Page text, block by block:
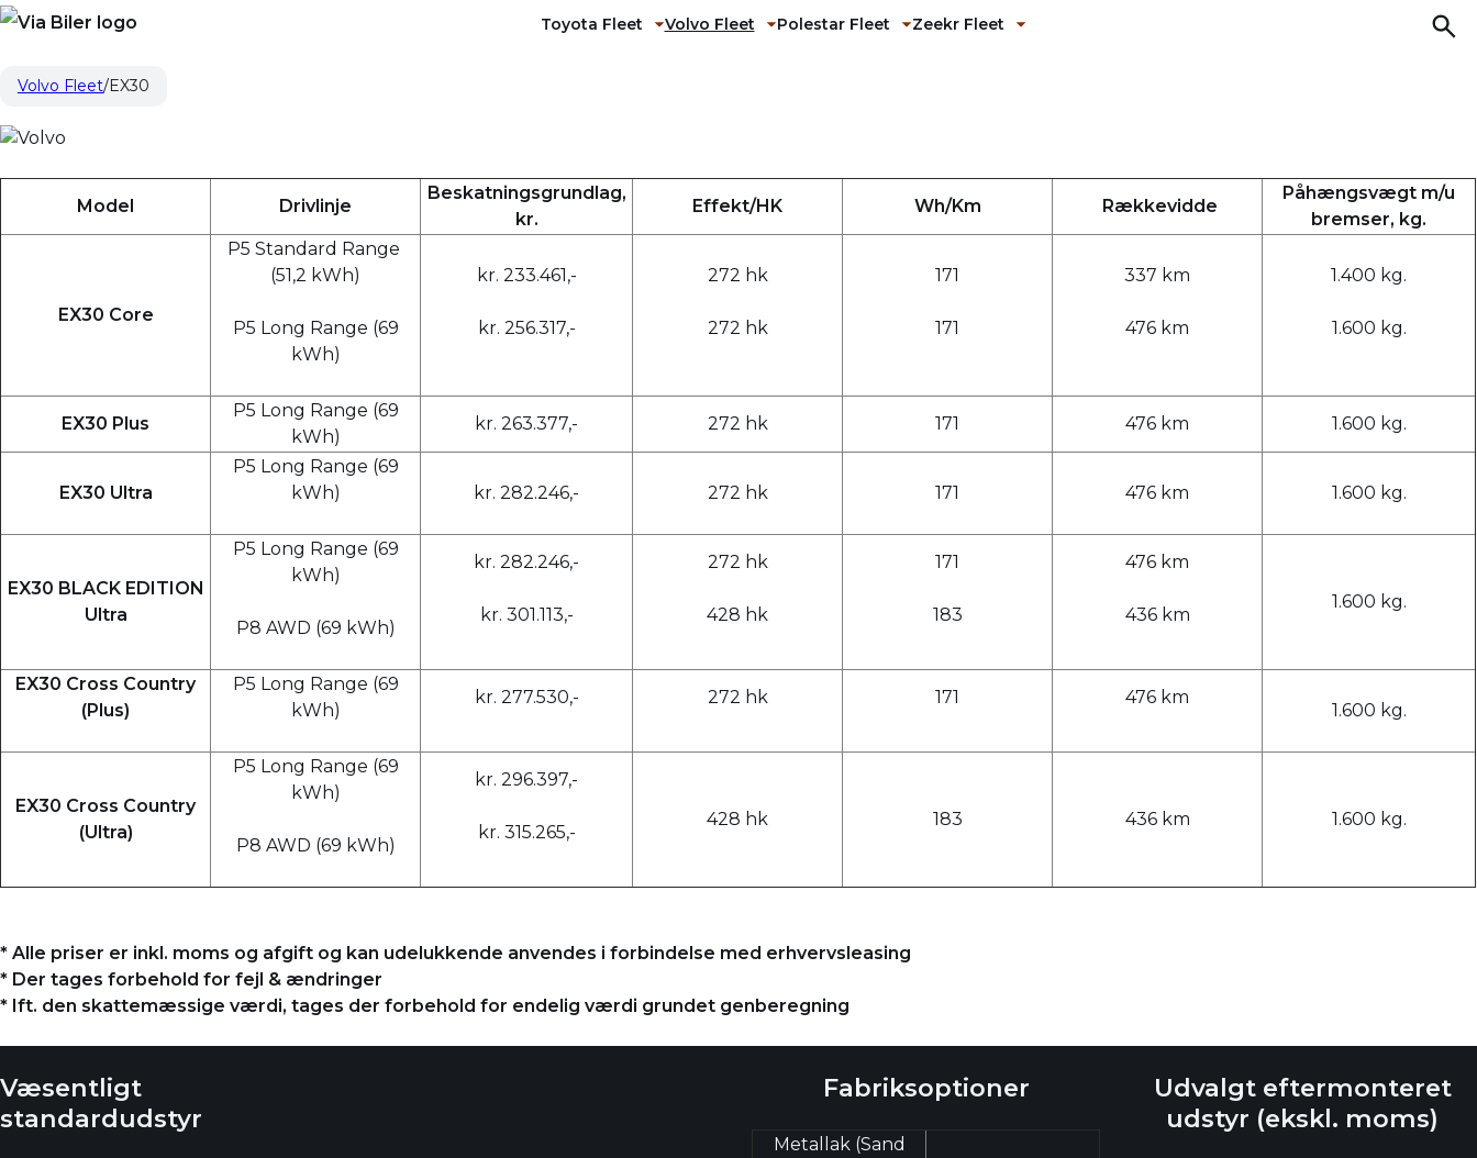
Toyota Fleet
Fold undermenu ud
Volvo Fleet
Fold undermenu ud
Polestar Fleet
Fold undermenu ud
Zeekr Fleet
Volvo Fleet EX30
Model Drivlinje
Beskatningsgrundlag,
kr.
Effekt/HK Wh/Km Rækkevidde
Påhængsvægt m/u
bremser, kg.
EX30 Core
P5 Standard Range
(51,2 kWh)
P5 Long Range (69
kWh)
kr. 233.461,-
kr. 256.317,-
272 hk
272 hk
171
171
337 km
476 km
1.400 kg.
1.600 kg.
EX30 Plus
P5 Long Range (69
kWh)
kr. 263.377,- 272 hk 171 476 km 1.600 kg.
EX30 Ultra
P5 Long Range (69
kWh)
kr. 282.246,- 272 hk 171 476 km 1.600 kg.
EX30 BLACK EDITION
Ultra
P5 Long Range (69
kWh)
P8 AWD (69 kWh)
kr. 282.246,-
kr. 301.113,-
272 hk
428 hk
171
183
476 km
436 km
1.600 kg.
EX30 Cross Country
(Plus)
P5 Long Range (69
kWh)
kr. 277.530,- 272 hk 171 476 km
1.600 kg.
EX30 Cross Country
(Ultra)
P5 Long Range (69
kWh)
P8 AWD (69 kWh)
kr. 296.397,-
kr. 315.265,-
428 hk 183 436 km 1.600 kg.
* Alle priser er inkl. moms og afgift og kan udelukkende anvendes i forbindelse med erhvervsleasing
* Der tages forbehold for fejl & ændringer
* Ift. den skattemæssige værdi, tages der forbehold for endelig værdi grundet genberegning
Væsentligt
standardudstyr
Fabriksoptioner
Metallak (Sand
Udvalgt eftermonteret
udstyr (ekskl. moms)